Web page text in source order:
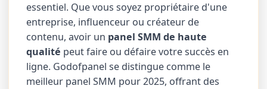
essentiel. Que vous soyez propriétaire d'une
entreprise, influenceur ou créateur de
contenu, avoir un panel SMM de haute
qualité peut faire ou défaire votre succès en
ligne. Godofpanel se distingue comme le
meilleur panel SMM pour 2025, offrant des